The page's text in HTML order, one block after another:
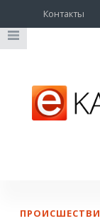
Контакты